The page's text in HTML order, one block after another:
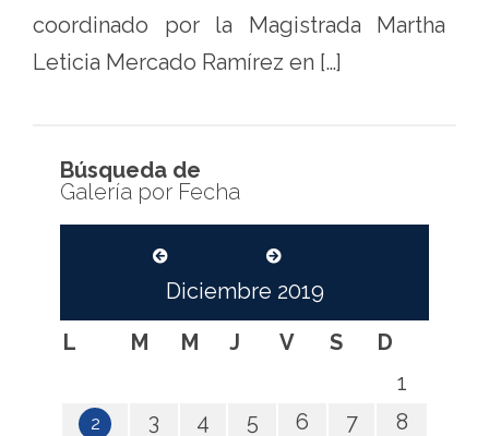
coordinado por la Magistrada Martha
Leticia Mercado Ramírez en […]
Búsqueda de
Galería por Fecha
Diciembre 2019
L
M M J V S
D
1
2 3 4 5 6 7
8